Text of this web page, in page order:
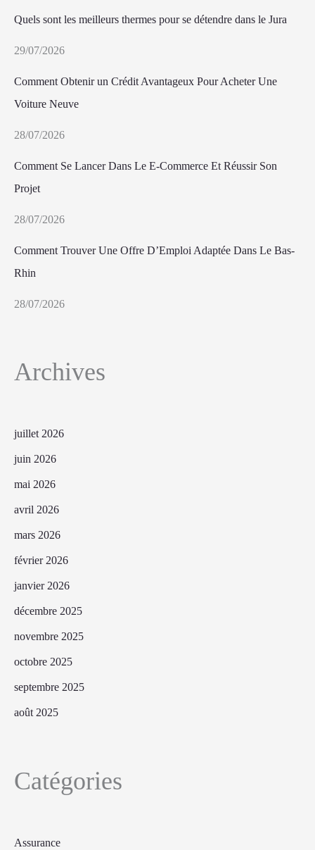
Quels sont les meilleurs thermes pour se détendre dans le Jura
29/07/2026
Comment Obtenir un Crédit Avantageux Pour Acheter Une
Voiture Neuve
28/07/2026
Comment Se Lancer Dans Le E-Commerce Et Réussir Son
Projet
28/07/2026
Comment Trouver Une Offre D’Emploi Adaptée Dans Le Bas-
Rhin
28/07/2026
Archives
juillet 2026
juin 2026
mai 2026
avril 2026
mars 2026
février 2026
janvier 2026
décembre 2025
novembre 2025
octobre 2025
septembre 2025
août 2025
Catégories
Assurance